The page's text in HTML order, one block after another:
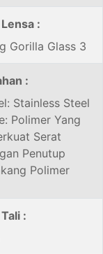
:
Gorilla Glass 3
:
Stainless Steel
Polimer Yang
Serat
Penutup
Polimer
: